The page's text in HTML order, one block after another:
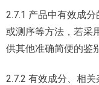
2.7.1 产品中有效成
或测序等方法，若采
供其他准确简便的鉴
2.7.2 有效成分、相